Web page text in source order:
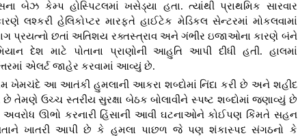
બેઝ કેમ્પ હોસ્પિટલમાં ખસેડ્યા હતા. ત્યાંથી પ્રાથમિક સારવાર
લશ્કરી હેલિકોપ્ટર મારફતે હાઈટેક મેડિકલ સેન્ટરમાં મોકલવામાં
પ્રયત્નો છતાં અતિશય રક્તસ્ત્રાવ અને ગંભીર ઇજાઓના કારણે બંને
દેશ માટે પોતાના પ્રાણોની આહુતિ આપી દીધી હતી. હાલમાં
એલર્ટ જાહેર કરવામાં આવ્યું છે.
ખેમચંદે આ આતંકી હુમલાની આકરા શબ્દોમાં નિંદા કરી છે અને શહીદ
છે તેમણે ઉચ્ચ સ્તરીય સુરક્ષા બેઠક બોલાવીને સ્પષ્ટ શબ્દોમાં જણાવ્યું છે
અવરોધ ઊભો કરનારી હિંસાની આવી ઘટનાઓને કોઈપણ કિંમતે સહન
ખાતરી આપી છે કે હુમલા પાછળ જે પણ શંકાસ્પદ સંગઠનો કે